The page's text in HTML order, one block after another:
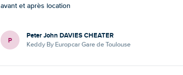
avant et après location
P Peter John DAVIES CHEATER
Keddy By Europcar Gare de Toulouse